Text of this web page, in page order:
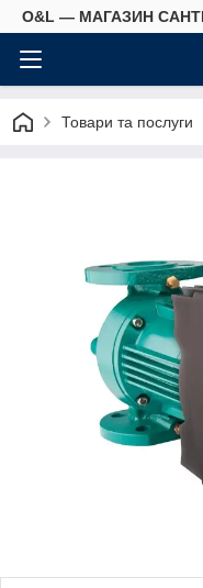
O&L — МАГАЗИН
Товари та послуги